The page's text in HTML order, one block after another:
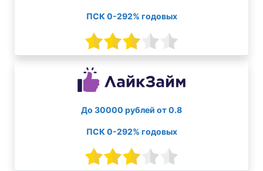
ПСК 0-292% годовых
До 30000 рублей от 0.8
ПСК 0-292% годовых